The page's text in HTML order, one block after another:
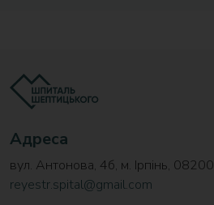
Адреса
вул. Антонова, 4б, м. Ірпінь, 08200
reyestr.spital@gmail.com